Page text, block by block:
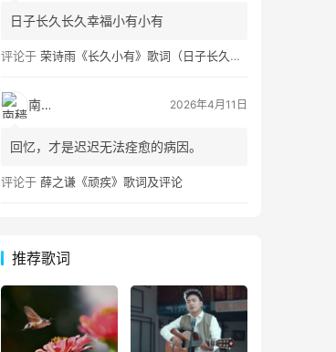
日子长久长久幸福小有小有
评论于 荣诗雨《长久小有》歌词（日子长久幸福小有）
南穑 2026年4月11日
回忆，才是迟迟无法痊愈的病因。
评论于 薛之谦《顽疾》歌词及评论
推荐歌词